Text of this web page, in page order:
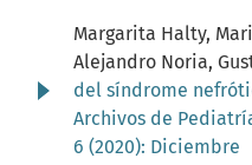
Margarita Halty,
Alejandro Noria,
del síndrome
Archivos de
6 (2020): Diciembre